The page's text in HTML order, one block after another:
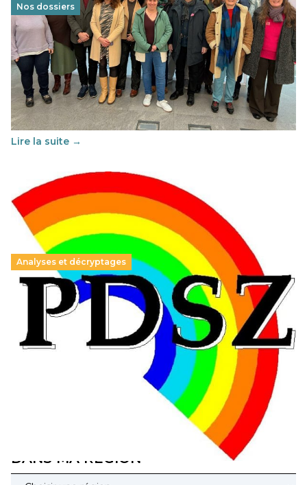
Nos dossiers
Éducation au vivre-ensemble : un échange croisé
franco-espagnol pour changer d’approche
29 juin 2026–National
Cette année, l'UNSA Éducation a mené un projet Erasmus
soutenu par l'union Européenne et centré sur l'éducation
au vivre-ensemble : quelles différences entre la France…
Lire la suite →
Analyses et décryptages
Hongrie : du changement pour les politiques
éducatives, aussi !
25 juin 2026
En Hongrie, le conservateur Peter Magyar et son parti
Tisza "Respect et liberté" ont remporté une large victoire,
contre le premier ministre sortant, Viktor Orban,…
DANS MA RÉGION